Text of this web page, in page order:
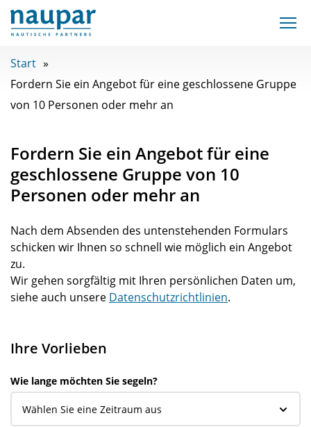
Start
Fordern Sie ein Angebot für eine geschlossene Gruppe
von 10 Personen oder mehr an
Fordern Sie ein Angebot für eine
geschlossene Gruppe von 10
Personen oder mehr an
Nach dem Absenden des untenstehenden Formulars
schicken wir Ihnen so schnell wie möglich ein Angebot
zu.
Wir gehen sorgfältig mit Ihren persönlichen Daten um,
siehe auch unsere Datenschutzrichtlinien.
Ihre Vorlieben
Wie lange möchten Sie segeln?